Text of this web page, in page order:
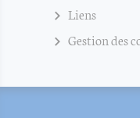
Liens
Gestion des